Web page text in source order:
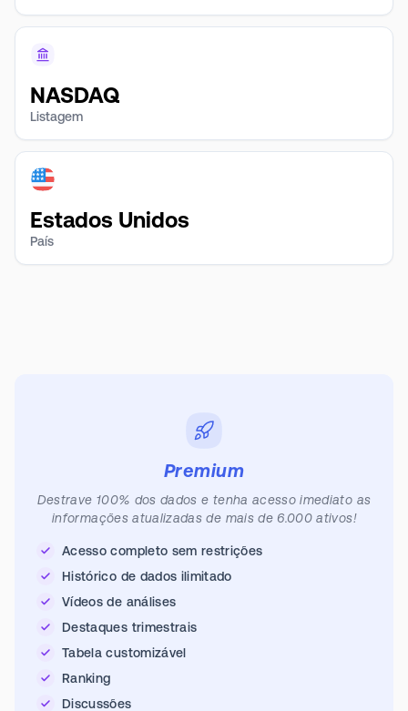
NASDAQ
Listagem
Estados Unidos
País
Premium
Destrave 100% dos dados e tenha acesso imediato as
informações atualizadas de mais de 6.000 ativos!
Acesso completo sem restrições
Histórico de dados ilimitado
Vídeos de análises
Destaques trimestrais
Tabela customizável
Ranking
Discussões